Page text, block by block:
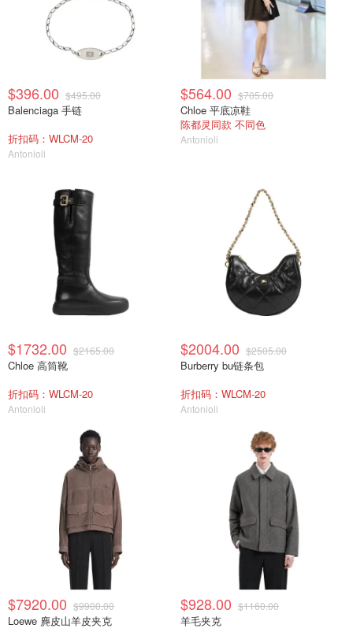
$396.00 $495.00
Balenciaga 手链
折扣码：WLCM-20
Antonioli
$564.00 $705.00
Chloe 平底凉鞋
陈都灵同款 不同色
Antonioli
$1732.00 $2165.00
Chloe 高筒靴
折扣码：WLCM-20
Antonioli
$2004.00 $2505.00
Burberry bu链条包
折扣码：WLCM-20
Antonioli
$7920.00 $9900.00
Loewe 麂皮山羊皮夹克
$928.00 $1160.00
羊毛夹克